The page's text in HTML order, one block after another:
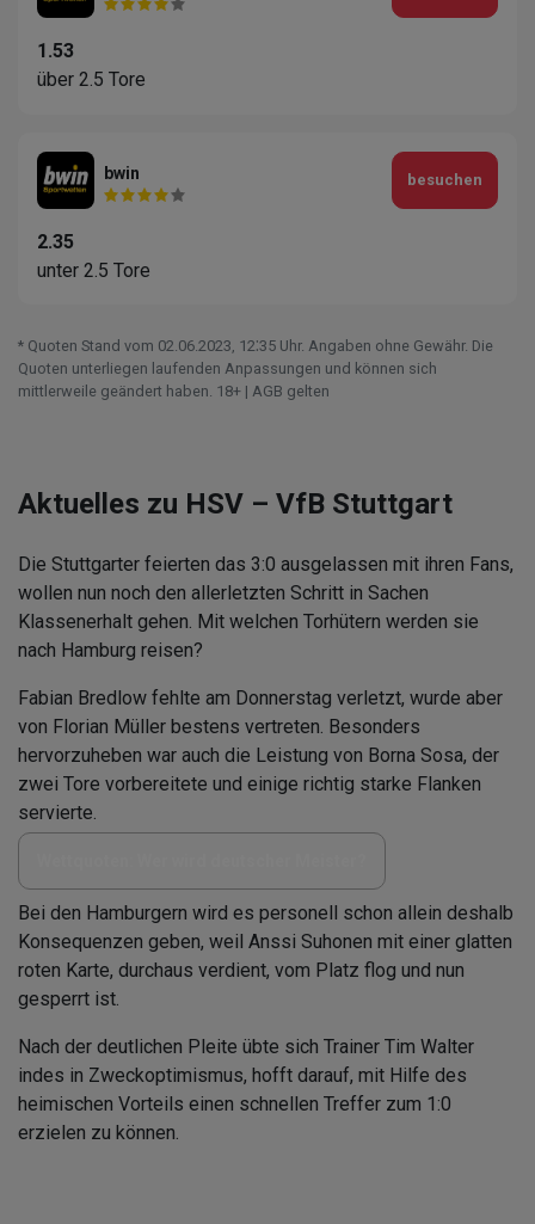
1.53
über 2.5 Tore
bwin
2.35
unter 2.5 Tore
besuchen
* Quoten Stand vom 02.06.2023‚ 12⁚35 Uhr. Angaben ohne Gewähr. Die
Quoten unterliegen laufenden Anpassungen und können sich
mittlerweile geändert haben. 18+ | AGB gelten
Aktuelles zu HSV – VfB Stuttgart
Die Stuttgarter feierten das 3:0 ausgelassen mit ihren Fans,
wollen nun noch den allerletzten Schritt in Sachen
Klassenerhalt gehen. Mit welchen Torhütern werden sie
nach Hamburg reisen?
Fabian Bredlow fehlte am Donnerstag verletzt, wurde aber
von Florian Müller bestens vertreten. Besonders
hervorzuheben war auch die Leistung von Borna Sosa, der
zwei Tore vorbereitete und einige richtig starke Flanken
servierte.
Bei den Hamburgern wird es personell schon allein deshalb
Konsequenzen geben, weil Anssi Suhonen mit einer glatten
roten Karte, durchaus verdient, vom Platz flog und nun
gesperrt ist.
Nach der deutlichen Pleite übte sich Trainer Tim Walter
indes in Zweckoptimismus, hofft darauf, mit Hilfe des
heimischen Vorteils einen schnellen Treffer zum 1:0
erzielen zu können.